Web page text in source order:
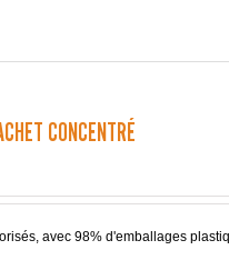
CONCENTRÉ
avec 98% d'emballages